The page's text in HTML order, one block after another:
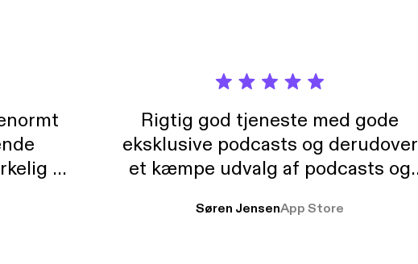
at
også
Rigtig god tjeneste med gode
eksklusive podcasts og derudover
et kæmpe udvalg af podcasts og
ikke andet så udelukkende pga
Søren JensenApp Store